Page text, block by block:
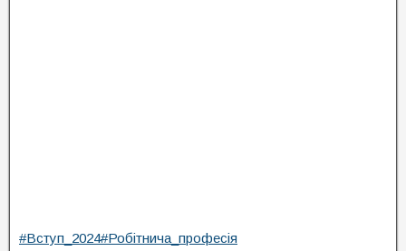
#Вступ_2024#Робітнича_професія